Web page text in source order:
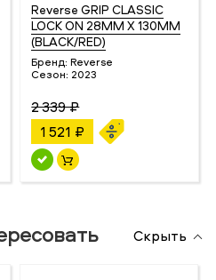
Reverse GRIP CLASSIC
LOCK ON 28MM X 130MM
(BLACK/RED)
Бренд: Reverse
Сезон: 2023
2 339 ₽
1 521 ₽
Скрыть